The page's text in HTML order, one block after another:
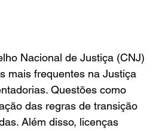
Nacional de Justiça (CNJ)
mais frequentes na Justiça
Questões como
das regras de transição
Além disso, licenças